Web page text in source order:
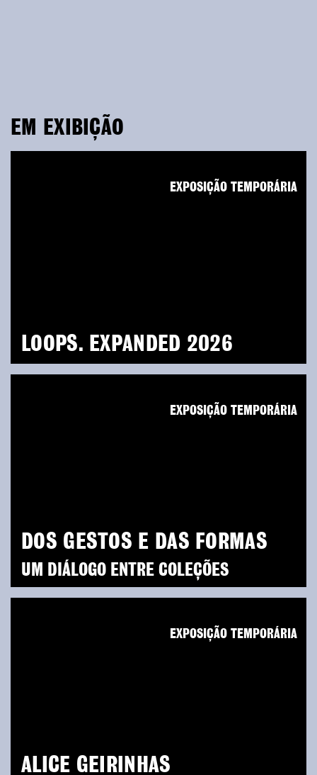
EM EXIBIÇÃO
LOOPS. EXPANDED 2026
EXPOSIÇÃO TEMPORÁRIA
DOS GESTOS E DAS FORMAS
UM DIÁLOGO ENTRE COLEÇÕES
EXPOSIÇÃO TEMPORÁRIA
ALICE GEIRINHAS
EXPOSIÇÃO TEMPORÁRIA